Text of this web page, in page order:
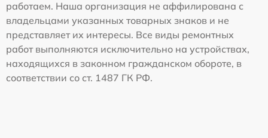
работаем. Наша организация не аффилирована с
владельцами указанных товарных знаков и не
представляет их интересы. Все виды ремонтных
работ выполняются исключительно на устройствах,
находящихся в законном гражданском обороте, в
соответствии со ст. 1487 ГК РФ.